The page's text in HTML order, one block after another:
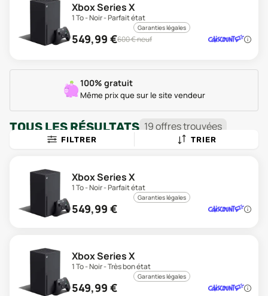
Xbox Series X
1 To - Noir - Parfait état
Garanties légales
549,99 €600€ neuf
100% gratuit
Même prix que sur le site vendeur
TOUS LES RÉSULTATS 19offrestrouvées
FILTRER TRIER
Xbox Series X
1 To - Noir - Parfait état
Garanties légales
549,99 €
Xbox Series X
1 To - Noir - Très bon état
Garanties légales
549,99 €